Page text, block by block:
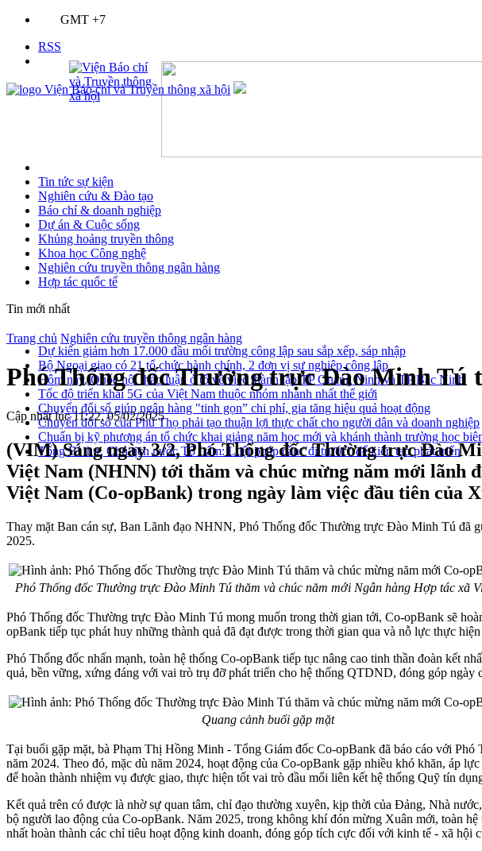
GMT +7
RSS
Tin tức sự kiện
Nghiên cứu & Đào tạo
Báo chí & doanh nghiệp
Dự án & Cuộc sống
Khủng hoảng truyền thông
Khoa học Công nghệ
Nghiên cứu truyền thông ngân hàng
Hợp tác quốc tế
Tin mới nhất
Dự kiến giảm hơn 17.000 đầu mối trường công lập sau sắp xếp, sáp nhập
Bộ Ngoại giao có 21 tổ chức hành chính, 2 đơn vị sự nghiệp công lập
Hôm nay, Quốc hội thảo luận ở tổ về việc thành lập TP Quảng Ninh và TP Bắc Ninh
Tốc độ triển khai 5G của Việt Nam thuộc nhóm nhanh nhất thế giới
Chuyển đổi số giúp ngân hàng "tinh gọn” chi phí, gia tăng hiệu quả hoạt động
Chuyển đổi số của Phú Thọ phải tạo thuận lợi thực chất cho người dân và doanh nghiệp
Chuẩn bị kỹ phương án tổ chức khai giảng năm học mới và khánh thành trường học
Tổng Bí thư, Chủ tịch nước Tô Lâm: Luật pháp cần "đi trước" để kiến tạo phát triển
Trang chủ Nghiên cứu truyền thông ngân hàng
Phó Thống đốc Thường trực Đào Minh Tú
Cập nhật lúc 11:22, 05/02/2025
(VIM) Sáng ngày 3/2, Phó Thống đốc Thường trực Đào
Việt Nam (NHNN) tới thăm và chúc mừng năm mới lãnh
Việt Nam (Co-opBank) trong ngày làm việc đầu tiên của
Thay mặt Ban cán sự, Ban Lãnh đạo NHNN, Phó Thống đốc Thường trực Đào Minh Tú đã
2025.
Phó Thống đốc Thường trực Đào Minh Tú thăm và chúc năm mới Ngân hàng Hợp tác xã
Phó Thống đốc Thường trực Đào Minh Tú mong muốn trong thời gian tới, Co-opBank sẽ
opBank tiếp tục phát huy những thành quả đã đạt được trong thời gian qua và nỗ lực thực
Phó Thống đốc nhấn mạnh, toàn hệ thống Co-opBank tiếp tục nâng cao tinh thần đoàn kết
quả, bền vững, xứng đáng với vai trò trụ đỡ phát triển cho hệ thống QTDND, đóng góp ngày
Quang cảnh buổi gặp mặt
Tại buổi gặp mặt, bà Phạm Thị Hồng Minh - Tổng Giám đốc Co-opBank đã báo cáo với
năm 2024. Theo đó, mặc dù năm 2024, hoạt động của Co-opBank gặp nhiều khó khăn, áp
để hoàn thành nhiệm vụ được giao, thực hiện tốt vai trò đầu mối liên kết hệ thống Quỹ tín
Kết quả trên có được là nhờ sự quan tâm, chỉ đạo thường xuyên, kịp thời của Đảng, Nhà
bộ người lao động của Co-opBank. Năm 2025, trong không khí đón mừng Xuân mới, toàn
nhất hoàn thành các chỉ tiêu hoạt động kinh doanh, đóng góp tích cực đối với kinh tế - xã hội